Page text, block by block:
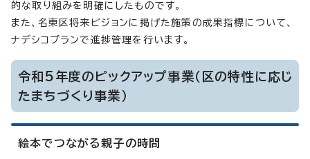
的な取り組みを明確にしたものです。
また、名東区将来ビジョンに掲げた施策の成果指標について、
ナデシコプランで進捗管理を行います。
令和5年度のピックアップ事業（区の特性に応じ
たまちづくり事業）
絵本でつながる親子の時間